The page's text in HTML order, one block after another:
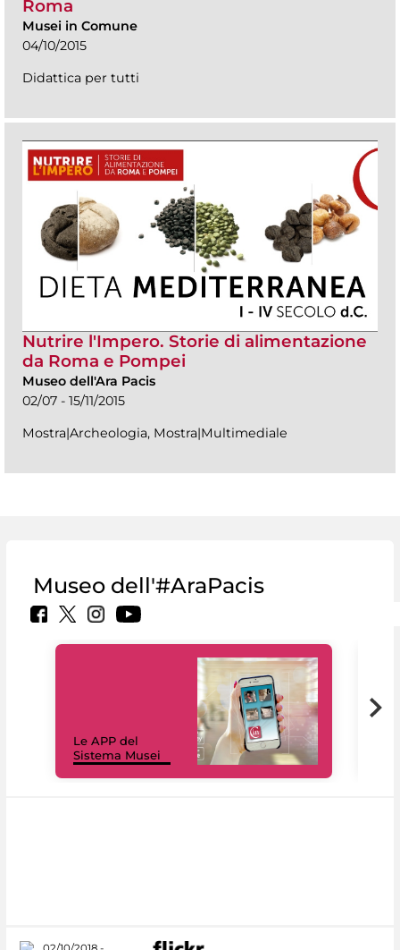
Roma
Musei in Comune
04/10/2015
Didattica per tutti
Nutrire l'Impero. Storie di alimentazione
da Roma e Pompei
Museo dell'Ara Pacis
02/07 - 15/11/2015
Mostra|Archeologia, Mostra|Multimediale
Museo dell'#AraPacis
Le APP del
Sistema Musei